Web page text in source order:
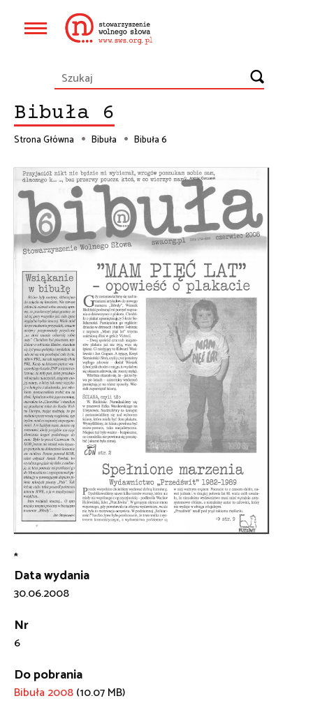
Główna
Bibuła 6
Ścieżka
nawigacyjna
Strona Główna Bibuła Bibuła 6
*
Data wydania
30.06.2008
Nr
6
Do pobrania
Bibuła 2008(10.07 MB)